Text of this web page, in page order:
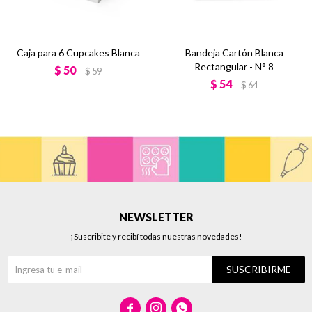
Caja para 6 Cupcakes Blanca
$ 50 $59
Bandeja Cartón Blanca
Rectangular - N° 8
$ 54 $64
NEWSLETTER
¡Suscribite y recibí todas nuestras novedades!
SUSCRIBIRME
  